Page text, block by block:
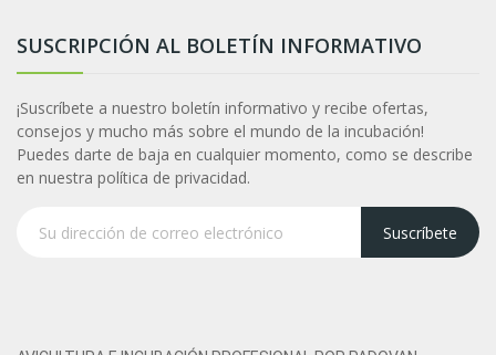
SUSCRIPCIÓN AL BOLETÍN INFORMATIVO
¡Suscríbete a nuestro boletín informativo y recibe ofertas,
consejos y mucho más sobre el mundo de la incubación!
Puedes darte de baja en cualquier momento, como se describe
en nuestra política de privacidad.
Suscríbete